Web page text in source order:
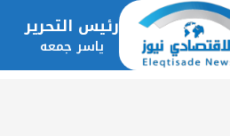
رئيس التحرير
ياسر جمعه